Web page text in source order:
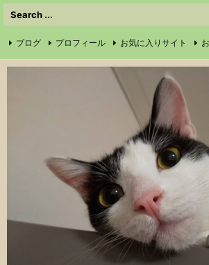
ブログ プロフィール お気に入りサイト
信仰の証 Instagram